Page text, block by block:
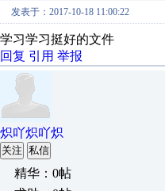
发表于：2017-10-18 11:00:22
学习学习挺好的文件
回复 引用 举报
炽吖炽吖炽
关注 私信
精华：0帖